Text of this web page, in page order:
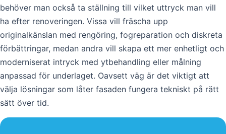
behöver man också ta ställning till vilket uttryck man vill
ha efter renoveringen. Vissa vill fräscha upp
originalkänslan med rengöring, fogreparation och diskreta
förbättringar, medan andra vill skapa ett mer enhetligt och
moderniserat intryck med ytbehandling eller målning
anpassad för underlaget. Oavsett väg är det viktigt att
välja lösningar som låter fasaden fungera tekniskt på rätt
sätt över tid.